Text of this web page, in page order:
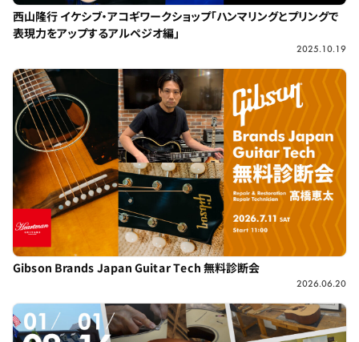
西山隆行 イケシブ・アコギワークショップ「ハンマリングとプリングで
表現力をアップするアルペジオ編」
2025.10.19
Gibson Brands Japan Guitar Tech 無料診断会
2026.06.20